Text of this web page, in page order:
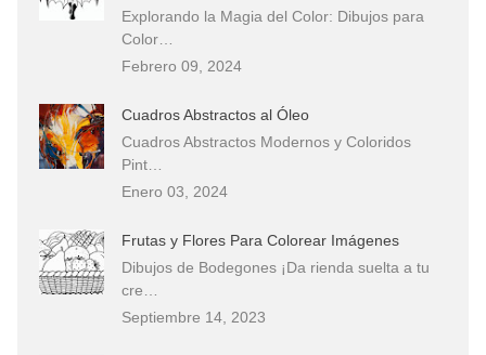
Explorando la Magia del Color: Dibujos para
Color…
Febrero 09, 2024
Cuadros Abstractos al Óleo
Cuadros Abstractos Modernos y Coloridos
Pint…
Enero 03, 2024
Frutas y Flores Para Colorear Imágenes
Dibujos de Bodegones ¡Da rienda suelta a tu
cre…
Septiembre 14, 2023